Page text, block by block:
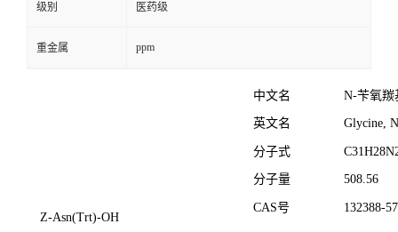
级别 医药级
重金属 ppm
Z-Asn(Trt)-OH
中文名 N-苄氧羰
英文名 Glycine,
分子式 C31H28N
分子量 508.56
CAS号 132388-